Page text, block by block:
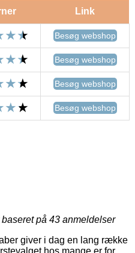
Link
Besøg webshop
Besøg webshop
Besøg webshop
Besøg webshop
på 43 anmeldelser
giver i dag en lang række
hos mange er for